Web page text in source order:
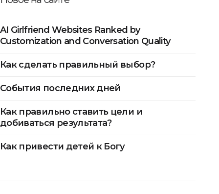
AI Girlfriend Websites Ranked by
Customization and Conversation Quality
Как сделать правильный выбор?
События последних дней
Как правильно ставить цели и
добиваться результата?
Как привести детей к Богу